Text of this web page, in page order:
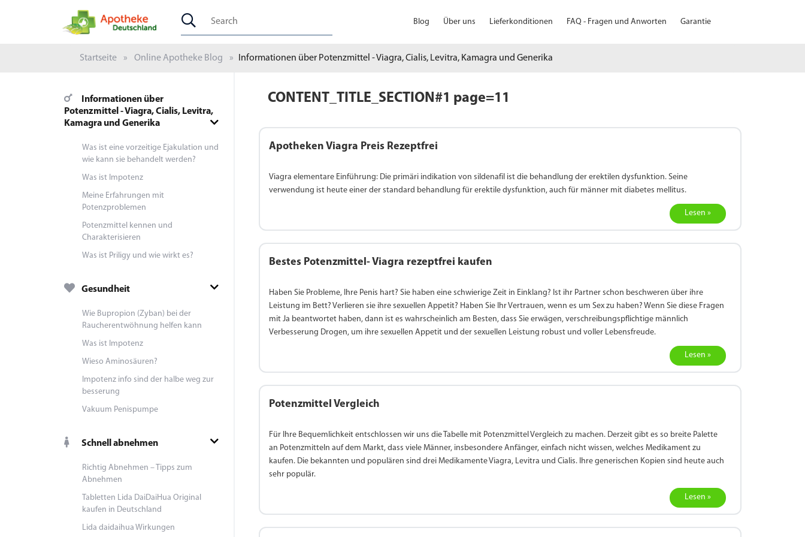
Blog Über uns Lieferkonditionen FAQ - Fragen und Anworten Garantie
Startseite Online Apotheke Blog Informationen über Potenzmittel - Viagra, Cialis, Levitra, Kamagra und Generika
Informationen über
Potenzmittel - Viagra, Cialis, Levitra,
Kamagra und Generika
Was ist eine vorzeitige Ejakulation und
wie kann sie behandelt werden?
Was ist Impotenz
Meine Erfahrungen mit
Potenzproblemen
Potenzmittel kennen und
Charakterisieren
Was ist Priligy und wie wirkt es?
Gesundheit
Wie Bupropion (Zyban) bei der
Raucherentwöhnung helfen kann
Was ist Impotenz
Wieso Aminosäuren?
Impotenz info sind der halbe weg zur
besserung
Vakuum Penispumpe
Schnell abnehmen
Richtig Abnehmen – Tipps zum
Abnehmen
Tabletten Lida DaiDaiHua Original
kaufen in Deutschland
Lida daidaihua Wirkungen
CONTENT_TITLE_SECTION#1 page=11
Apotheken Viagra Preis Rezeptfrei
Viagra elementare Einführung: Die primäri indikation von sildenafil ist die behandlung der erektilen dysfunktion. Seine
verwendung ist heute einer der standard behandlung für erektile dysfunktion, auch für männer mit diabetes mellitus.
Lesen »
Bestes Potenzmittel- Viagra rezeptfrei kaufen
Haben Sie Probleme, Ihre Penis hart? Sie haben eine schwierige Zeit in Einklang? Ist ihr Partner schon beschweren über ihre
Leistung im Bett? Verlieren sie ihre sexuellen Appetit? Haben Sie Ihr Vertrauen, wenn es um Sex zu haben? Wenn Sie diese Fragen
mit Ja beantwortet haben, dann ist es wahrscheinlich am Besten, dass Sie erwägen, verschreibungspflichtige männlich
Verbesserung Drogen, um ihre sexuellen Appetit und der sexuellen Leistung robust und voller Lebensfreude.
Lesen »
Potenzmittel Vergleich
Für Ihre Bequemlichkeit entschlossen wir uns die Tabelle mit Potenzmittel Vergleich zu machen. Derzeit gibt es so breite Palette
an Potenzmitteln auf dem Markt, dass viele Männer, insbesondere Anfänger, einfach nicht wissen, welches Medikament zu
kaufen. Die bekannten und populären sind drei Medikamente Viagra, Levitra und Cialis. Ihre generischen Kopien sind heute auch
sehr populär.
Lesen »